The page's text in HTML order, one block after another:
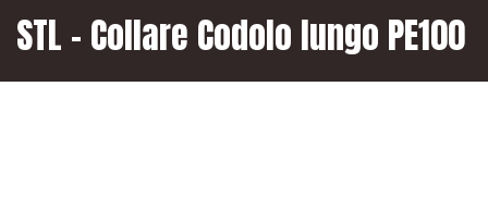
STL – Collare Codolo lungo PE100